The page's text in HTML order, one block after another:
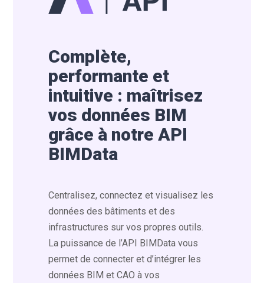
Complète,
performante et
intuitive : maîtrisez
vos données BIM
grâce à notre API
BIMData
Centralisez, connectez et visualisez les
données des bâtiments et des
infrastructures sur vos propres outils.
La puissance de l’API BIMData vous
permet de connecter et d’intégrer les
données BIM et CAO à vos